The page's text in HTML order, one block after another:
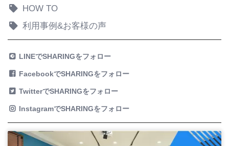
HOW TO
利用事例&お客様の声
LINEでSHARINGをフォロー
FacebookでSHARINGをフォロー
TwitterでSHARINGをフォロー
InstagramでSHARINGをフォロー